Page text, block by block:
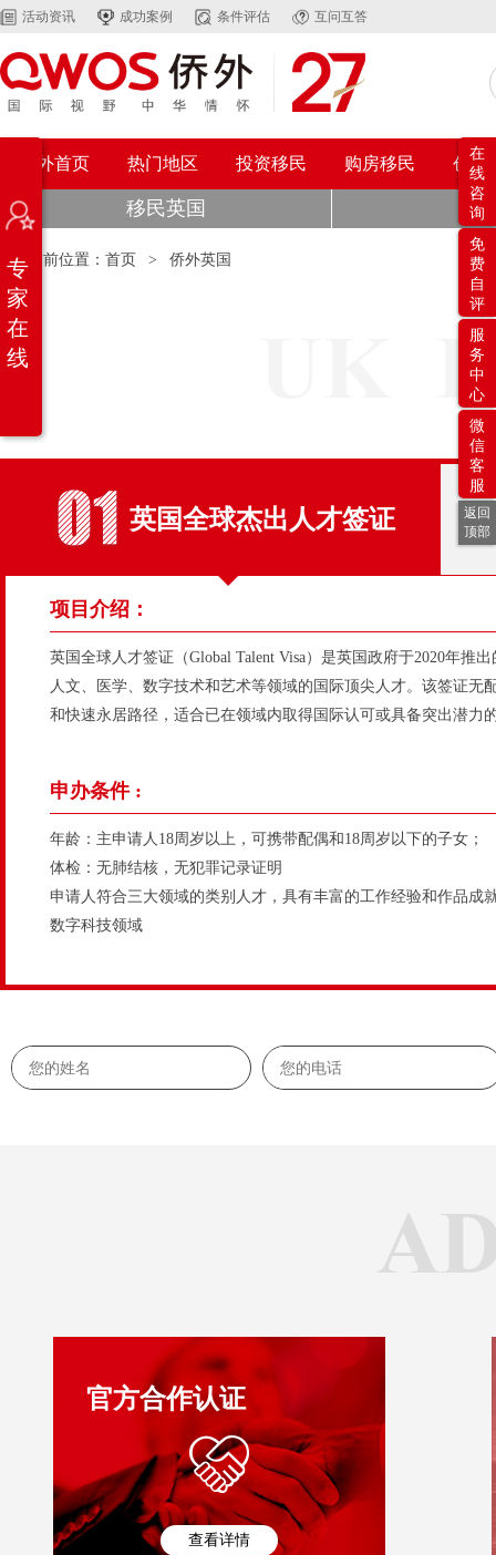
活动资讯 成功案例 条件评估 互问互答
侨外首页 热门地区 投资移民 购房移民 创业
移民英国 侨
当前位置： 首页 > 侨外英国
英国全球杰出人才签证
项目介绍：
英国全球人才签证（Global Talent Visa）是英国政府于2020年推
人文、医学、数字技术和艺术等领域的国际顶尖人才。该签证无
和快速永居路径，适合已在领域内取得国际认可或具备突出潜力
申办条件 :
年龄：主申请人18周岁以上，可携带配偶和18周岁以下的子女；
体检：无肺结核，无犯罪记录证明
申请人符合三大领域的类别人才，具有丰富的工作经验和作品成
数字科技领域
官方合作认证
查看详情
专
家
在
线
在
线
咨
询
免
费
自
评
服
务
中
心
微
信
客
服
返回
顶部